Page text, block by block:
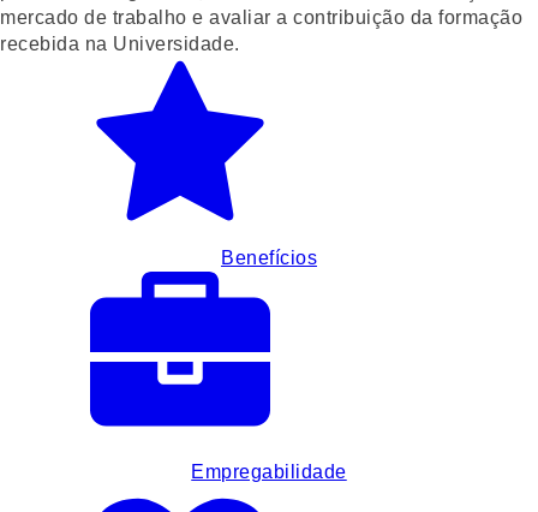
mercado de trabalho e avaliar a contribuição da formação
recebida na Universidade.
Benefícios
Empregabilidade